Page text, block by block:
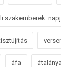
szakemberek
áfa